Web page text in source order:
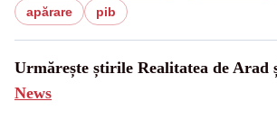
apărare
pib
Urmărește știrile Realitatea de Arad
News